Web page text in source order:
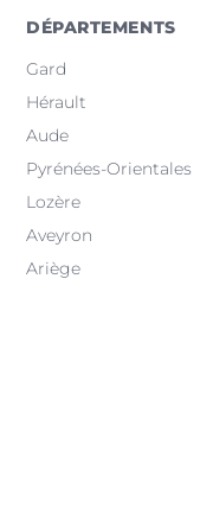
DÉPARTEMENTS
Gard
Hérault
Aude
Pyrénées-Orientales
Lozère
Aveyron
Ariège